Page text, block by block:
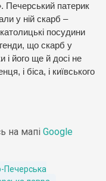
Печерський патерик
у ній скарб –
посудини
що скарб у
і його ще й досі не
і біса, і київського
на мапі Google
Печерська